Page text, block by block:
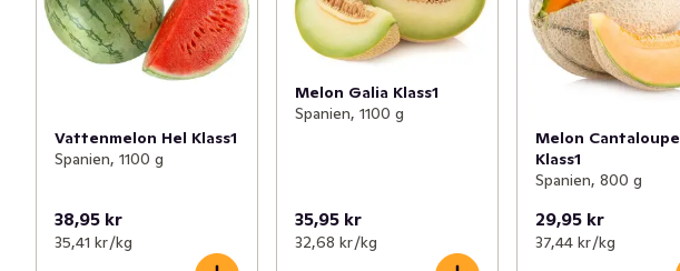
Vattenmelon Hel Klass1
Spanien, 1100 g
38,95 kr
35,41 kr /kg
Melon Galia Klass1
Spanien, 1100 g
35,95 kr
32,68 kr /kg
Melon Cantaloupe
Klass1
Spanien, 800 g
29,95 kr
37,44 kr /kg